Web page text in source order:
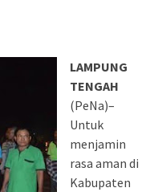
LAMPUNG
TENGAH
(PeNa)–
Untuk
menjamin
rasa aman di
Kabupaten